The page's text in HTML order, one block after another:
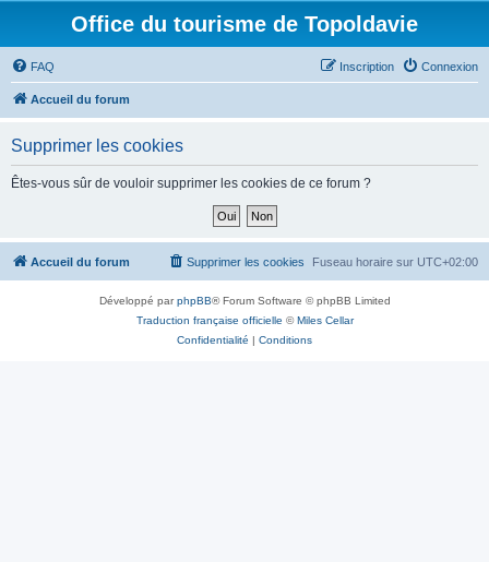
Office du tourisme de Topoldavie
FAQ Connexion
Inscription
Accueil du forum
Supprimer les cookies
Êtes-vous sûr de vouloir supprimer les cookies de ce forum ?
Accueil du forum Fuseau horaire sur UTC+02:00
Supprimer les cookies
Développé parphpBB® Forum Software © phpBB Limited
Traduction française officielle ©Miles Cellar
Confidentialité | Conditions